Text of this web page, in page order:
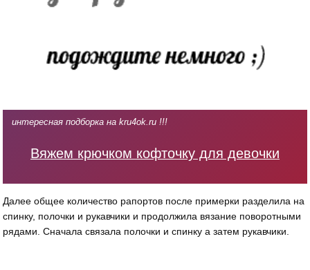
интересная подборка на kru4ok.ru !!!
Вяжем крючком кофточку для девочки
Далее общее количество рапортов после примерки разделила на
спинку, полочки и рукавчики и продолжила вязание поворотными
рядами. Сначала связала полочки и спинку а затем рукавчики.